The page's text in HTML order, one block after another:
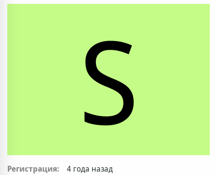
S
Регистрация:
4 года назад